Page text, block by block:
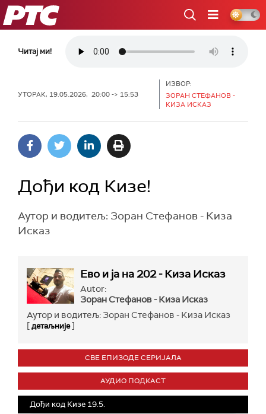
РТС
Читај ми!
УТОРАК, 19.05.2026, 20:00 -> 15:53
ИЗВОР:
ЗОРАН СТЕФАНОВ -
КИЗА ИСКАЗ
Дођи код Кизе!
Аутор и водитељ: Зоран Стефанов - Киза
Исказ
Ево и ја на 202 - Киза Исказ
Autor:
Зоран Стефанов - Киза Исказ
Аутор и водитељ: Зоран Стефанов - Киза Исказ
[детаљније]
СВЕ ЕПИЗОДЕ СЕРИЈАЛА
АУДИО ПОДКАСТ
Дођи код Кизе 19.5.